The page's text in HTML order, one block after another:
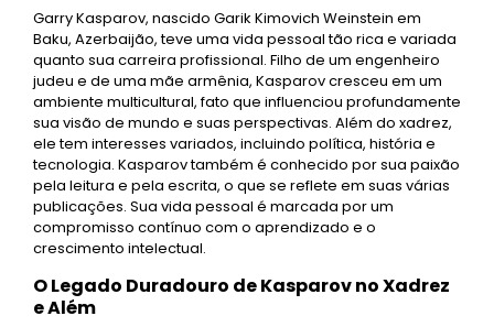
Garry Kasparov, nascido Garik Kimovich Weinstein em
Baku, Azerbaijão, teve uma vida pessoal tão rica e variada
quanto sua carreira profissional. Filho de um engenheiro
judeu e de uma mãe armênia, Kasparov cresceu em um
ambiente multicultural, fato que influenciou profundamente
sua visão de mundo e suas perspectivas. Além do xadrez,
ele tem interesses variados, incluindo política, história e
tecnologia. Kasparov também é conhecido por sua paixão
pela leitura e pela escrita, o que se reflete em suas várias
publicações. Sua vida pessoal é marcada por um
compromisso contínuo com o aprendizado e o
crescimento intelectual.
O Legado Duradouro de Kasparov no Xadrez
e Além